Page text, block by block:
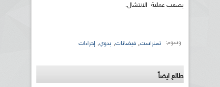
يصعب عملية الانتشال.
وسوم: تمنراست, فيضانات, بدوي, إجراءات
طالع ايضاً